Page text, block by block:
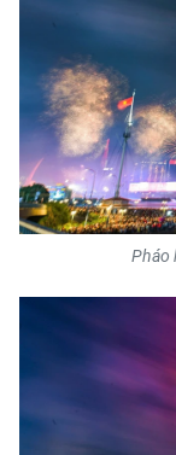
TIN MỚI
TIN ĐỊA PHƯƠNG
Trung du và
Đồng bằng
Bắc Trung Bộ
Duyên hải
Đông Nam Bộ
Đồng bằng
Pháo